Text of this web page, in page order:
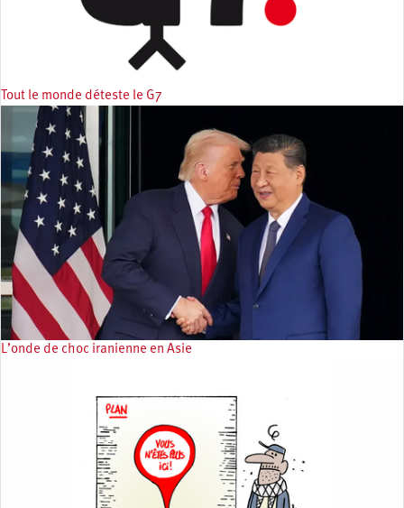
Tout le monde déteste le G7
L’onde de choc iranienne en Asie